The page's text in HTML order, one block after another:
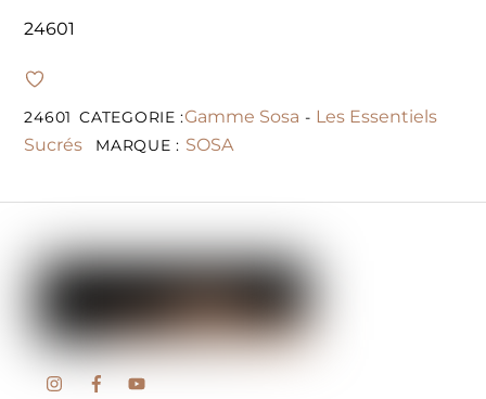
24601
24601 CATEGORIE :Gamme Sosa - Les Essentiels
Sucrés
MARQUE : SOSA